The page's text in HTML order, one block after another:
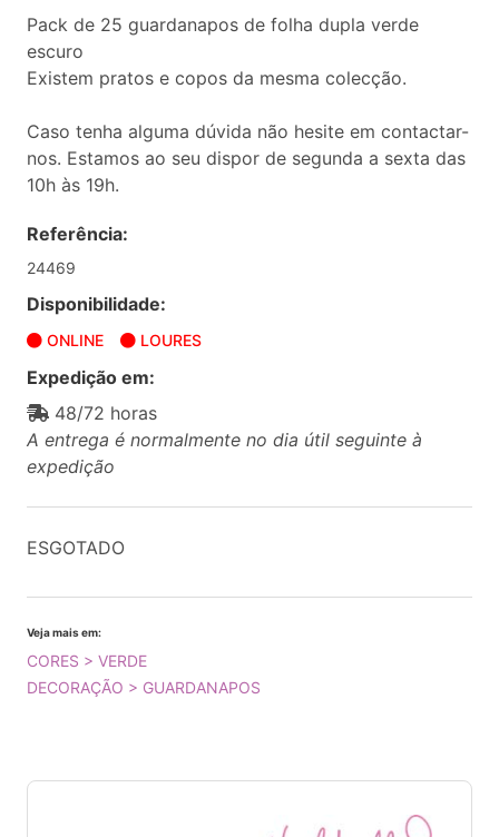
Pack de 25 guardanapos de folha dupla verde
escuro
Existem pratos e copos da mesma colecção.
Caso tenha alguma dúvida não hesite em contactar-
nos. Estamos ao seu dispor de segunda a sexta das
10h às 19h.
Referência:
24469
Disponibilidade:
ONLINE LOURES
Expedição em:
48/72 horas
A entrega é normalmente no dia útil seguinte à
expedição
ESGOTADO
Veja mais em:
CORES > VERDE
DECORAÇÃO > GUARDANAPOS